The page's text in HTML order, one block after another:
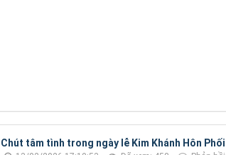
Chút tâm tình trong ngày lễ Kim Khánh Hôn Phối